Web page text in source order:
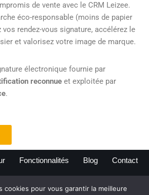
de vente avec le CRM Leizee.
éco-responsable (moins de papier
rendez-vous signature, accélérez le
et valorisez votre image de marque.
électronique fournie par
reconnue et exploitée par
.
Fonctionnalités Blog Contact
cookies pour vous garantir la meilleure